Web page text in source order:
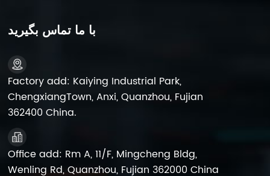
با ما تماس بگیرید
Factory add: Kaiying Industrial Park,
ChengxiangTown, Anxi, Quanzhou, Fujian
362400 China.
Office add: Rm A, 11/F, Mingcheng Bldg,
Wenling Rd, Quanzhou, Fujian 362000 China